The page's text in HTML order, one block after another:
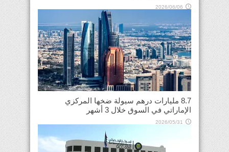
2026/06/06
8.7 مليارات درهم سيولة ضخها المركزي
الإماراتي في السوق خلال 3 أشهر
2026/05/31